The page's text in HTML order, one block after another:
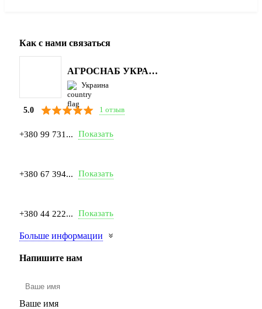
Как с нами связаться
АГРОСНАБ УКРАЇНА
Украина
5.0 1 отзыв
+380 99 731... Показать
+380 67 394... Показать
+380 44 222... Показать
Больше информации
Напишите нам
Ваше имя